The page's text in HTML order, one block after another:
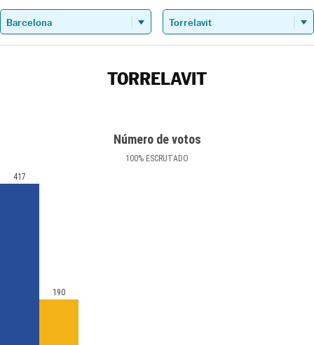
TORRELAVIT
Número de votos
100% ESCRUTADO
417
190